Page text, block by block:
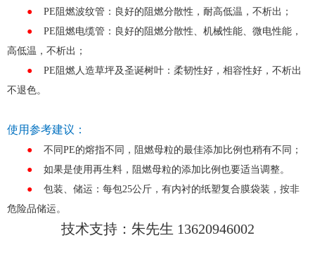
● PE阻燃波纹管：良好的阻燃分散性，耐高低温，不析出；
● PE阻燃电缆管：良好的阻燃分散性、机械性能、微电性能，
高低温，不析出；
● PE阻燃人造草坪及圣诞树叶：柔韧性好，相容性好，不析出
不退色。
使用参考建议：
● 不同PE的熔指不同，阻燃母粒的最佳添加比例也稍有不同；
● 如果是使用再生料，阻燃母粒的添加比例也要适当调整。
● 包装、储运：每包25公斤，有内衬的纸塑复合膜袋装，按非
危险品储运。
技术支持：朱先生 13620946002